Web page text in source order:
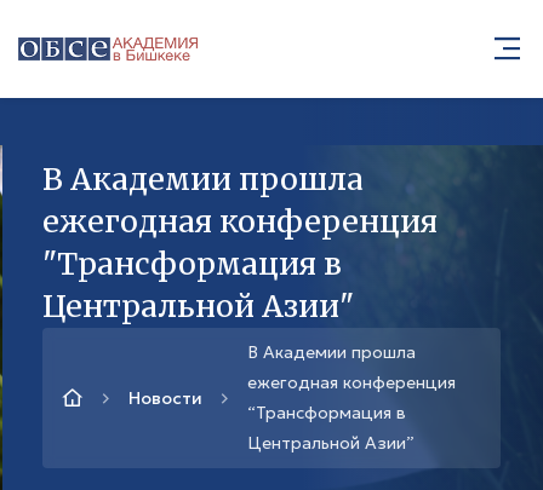
В Академии прошла
ежегодная конференция
"Трансформация в
Центральной Азии"
Новости
В Академии прошла
ежегодная конференция
“Трансформация в
Центральной Азии”